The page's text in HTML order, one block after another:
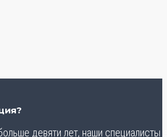
девяти лет, наши